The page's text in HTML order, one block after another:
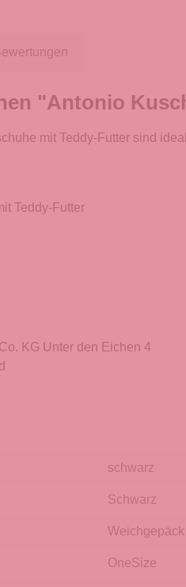
"Antonio
mit Teddy-Futter sind
Teddy-Futter
KG Unter den Eichen 4
schwarz
Schwarz
Weichgepäck
OneSize